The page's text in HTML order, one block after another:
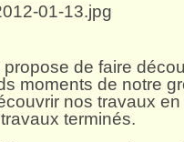
propose de faire
moments de notre
nos travaux en
terminés.